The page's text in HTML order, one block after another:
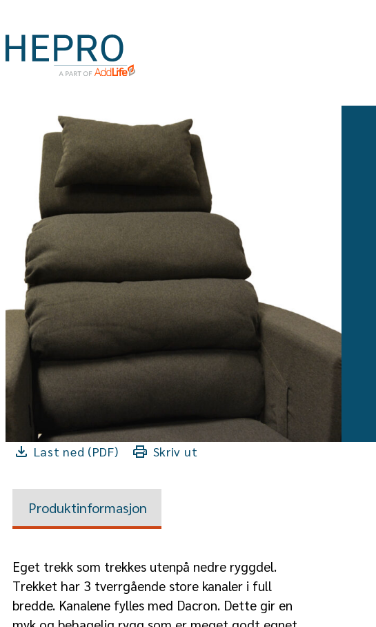
Last ned (PDF) Skriv ut
Produktinformasjon
Eget trekk som trekkes utenpå nedre ryggdel.
Trekket har 3 tverrgående store kanaler i full
bredde. Kanalene fylles med Dacron. Dette gir en